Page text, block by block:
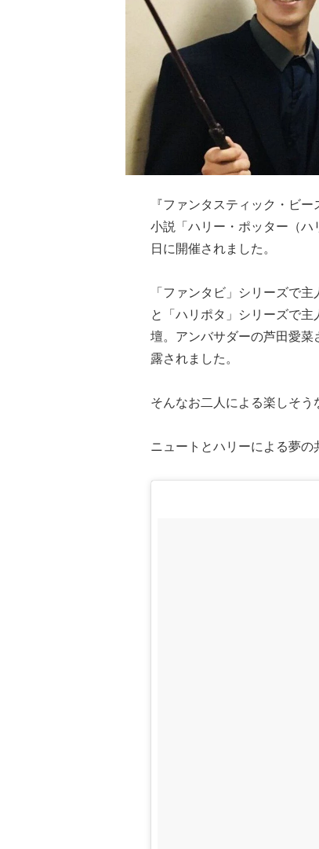
『ファンタスティック・ビ
小説「ハリー・ポッター（
日に開催されました。
「ファンタビ」シリーズで
と「ハリポタ」シリーズで
壇。アンバサダーの芦田愛
露されました。
そんなお二人による楽しそう
ニュートとハリーによる夢の